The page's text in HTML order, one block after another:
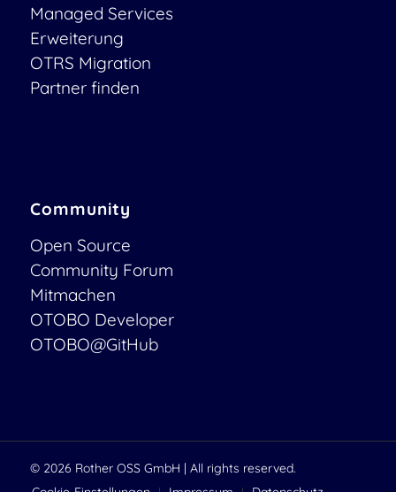
Managed Services
Erweiterung
OTRS Migration
Partner finden
Community
Open Source
Community Forum
Mitmachen
OTOBO Developer
OTOBO@GitHub
© 2026 Rother OSS GmbH | All rights reserved.